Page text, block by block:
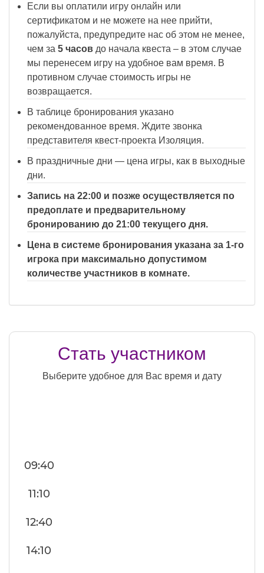
Если вы оплатили игру онлайн или
сертификатом и не можете на нее прийти,
пожалуйста, предупредите нас об этом не менее,
чем за 5 часов до начала квеста – в этом случае
мы перенесем игру на удобное вам время. В
противном случае стоимость игры не
возвращается.
В таблице бронирования указано
рекомендованное время. Ждите звонка
представителя квест-проекта Изоляция.
В праздничные дни — цена игры, как в выходные
дни.
Запись на 22:00 и позже осуществляется по
предоплате и предварительному
бронированию до 21:00 текущего дня.
Цена в системе бронирования указана за 1-го
игрока при максимально допустимом
количестве участников в комнате.
Стать участником
Выберите удобное для Вас время и дату
09:40
11:10
12:40
14:10